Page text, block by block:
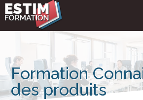
Formation
des produits